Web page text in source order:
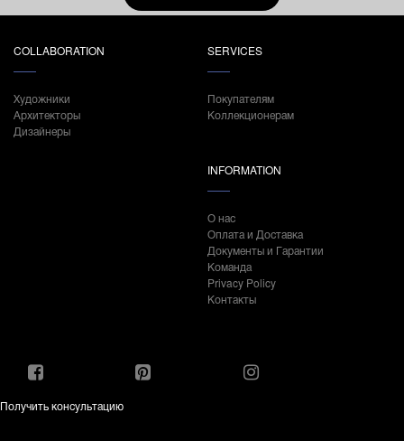
COLLABORATION
Художники
Архитекторы
Дизайнеры
SERVICES
Покупателям
Коллекционерам
INFORMATION
О нас
Оплата и Доставка
Документы и Гарантии
Команда
Privacy Policy
Контакты
Получить консультацию